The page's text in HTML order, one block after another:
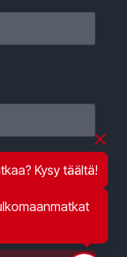
Kysy täältä!